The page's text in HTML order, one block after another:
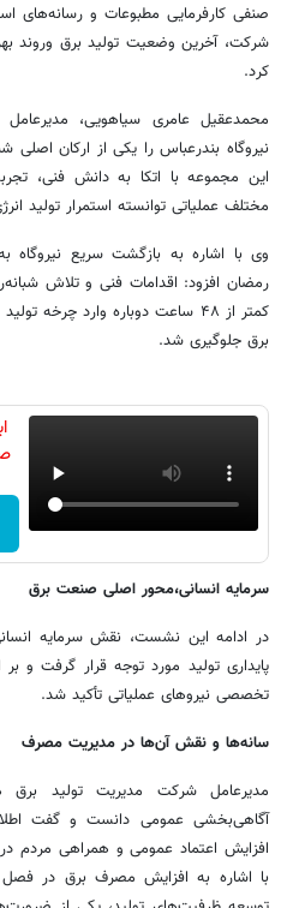
صنفی کارفرمایی مطبوعات و رسانه‌های
شرکت، آخرین وضعیت تولید برق وروند
کرد.
محمدعقیل عامری سیاهویی،
نیروگاه بندرعباس را یکی از ارکان
این مجموعه با اتکا به دانش فنی،
مختلف عملیاتی توانسته استمرار تولید
رمضان افزود: اقدامات فنی و تلاش
کمتر از ۴۸ ساعت دوباره وارد
برق جلوگیری شد.
سرمایه انسانی،محور اصلی صنعت برق
در ادامه این نشست، نقش سرمایه
پایداری تولید مورد توجه قرار گرفت و
تخصصی نیروهای عملیاتی تأکید شد.
سانه‌ها و نقش آن‌ها در مدیریت مصرف
مدیرعامل شرکت مدیریت تولید برق
آگاهی‌بخشی عمومی دانست و گفت
افزایش اعتماد عمومی و همراهی مردم
با اشاره به افزایش مصرف برق در